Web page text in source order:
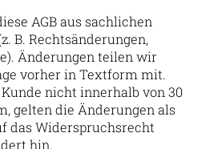
AGB aus sachlichen
B. Rechtsänderungen,
Änderungen teilen wir
vorher in Textform mit.
nicht innerhalb von 30
gelten die Änderungen als
das Widerspruchsrecht
hin.